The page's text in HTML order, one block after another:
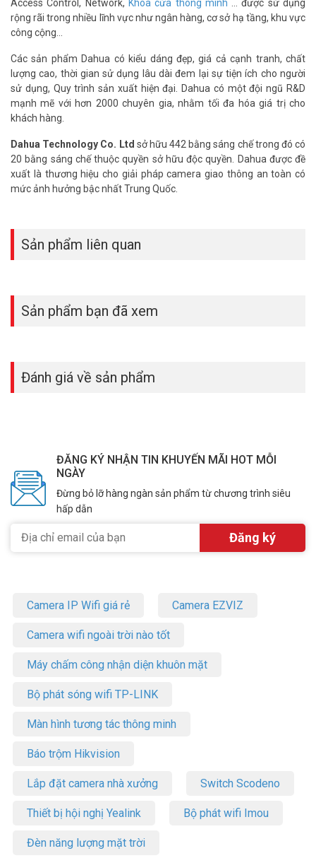
Tham khảo các kênh thông tin khác:
– Youtube:https://www.youtube.com/c/VuhoangTVChannel
– Website: https://vuhoangtelecom.vn/
Access Control, Network, Khóa cửa thông minh … được sử dụng
rộng rãi trong nhiều lĩnh vực như ngân hàng, cơ sở hạ tầng, khu vực
công cộng…
Các sản phẩm Dahua có kiểu dáng đẹp, giá cả cạnh tranh, chất
lượng cao, thời gian sử dụng lâu dài đem lại sự tiện ích cho người
sử dụng, Quy trình sản xuất hiện đại. Dahua có một đội ngũ R&D
mạnh mẽ với hơn 2000 chuyên gia, nhằm tối đa hóa giá trị cho
khách hàng.
Dahua Technology Co. Ltd sở hữu 442 bằng sáng chế trong đó có
20 bằng sáng chế thuộc quyền sở hữu độc quyền. Dahua được đề
xuất là thương hiệu cho giải pháp camera giao thông an toàn có
mức ảnh hưởng bậc nhất Trung Quốc.
Sản phẩm liên quan
Sản phẩm bạn đã xem
Đánh giá về sản phẩm
ĐĂNG KÝ NHẬN TIN KHUYẾN MÃI HOT MỖI
NGÀY
Đừng bỏ lỡ hàng ngàn sản phẩm từ chương trình siêu
hấp dẫn
Camera IP Wifi giá rẻ Camera EZVIZ
Camera wifi ngoài trời nào tốt
Máy chấm công nhận diện khuôn mặt
Bộ phát sóng wifi TP-LINK
Màn hình tương tác thông minh
Báo trộm Hikvision
Lắp đặt camera nhà xưởng Switch Scodeno
Thiết bị hội nghị Yealink Bộ phát wifi Imou
Đèn năng lượng mặt trời